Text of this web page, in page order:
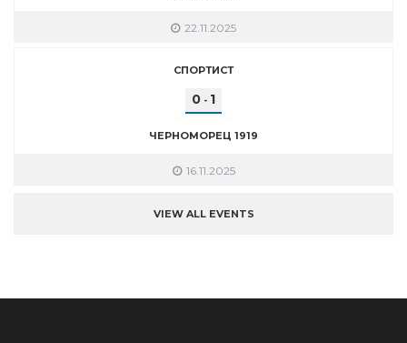
22.11.2025
СПОРТИСТ
0 - 1
ЧЕРНОМОРЕЦ 1919
16.11.2025
VIEW ALL EVENTS